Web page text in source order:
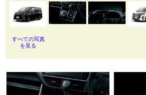
すべての写真
を見る